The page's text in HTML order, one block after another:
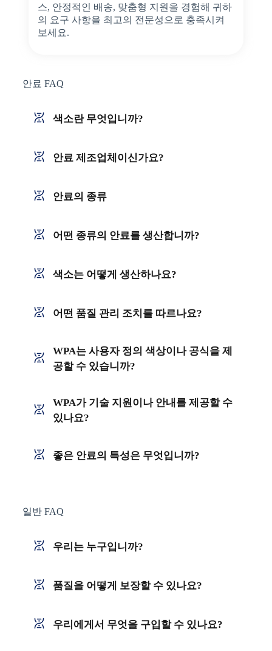
스, 안정적인 배송, 맞춤형 지원을 경험해 귀하
의 요구 사항을 최고의 전문성으로 충족시켜
보세요.
안료 FAQ
색소란 무엇입니까?
안료 제조업체이신가요?
안료의 종류
어떤 종류의 안료를 생산합니까?
색소는 어떻게 생산하나요?
어떤 품질 관리 조치를 따르나요?
WPA는 사용자 정의 색상이나 공식을 제
공할 수 있습니까?
WPA가 기술 지원이나 안내를 제공할 수
있나요?
좋은 안료의 특성은 무엇입니까?
일반 FAQ
우리는 누구입니까?
품질을 어떻게 보장할 수 있나요?
우리에게서 무엇을 구입할 수 있나요?